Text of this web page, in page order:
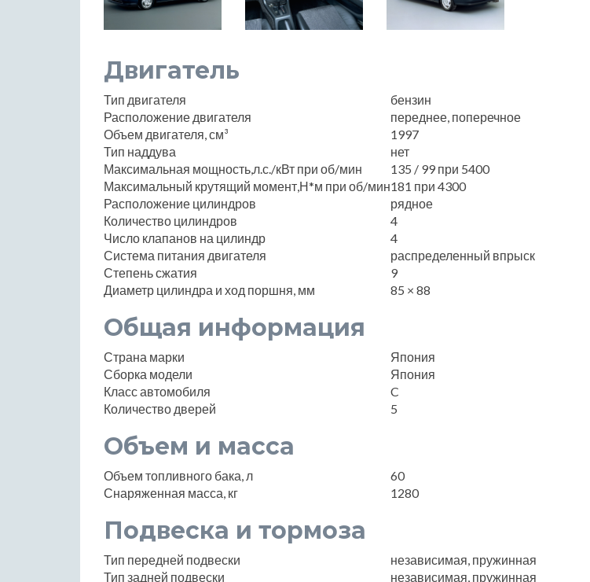
Двигатель
Тип двигателя
бензин
Расположение двигателя
переднее, поперечное
Объем двигателя, см³
1997
Тип наддува
нет
Максимальная мощность,л.с./кВт при об/мин
135 / 99 при 5400
Максимальный крутящий момент,Н*м при об/мин181 при 4300
Расположение цилиндров
рядное
Количество цилиндров
4
Число клапанов на цилиндр
4
Система питания двигателя
распределенный впрыск
Степень сжатия
9
Диаметр цилиндра и ход поршня, мм
85 × 88
Общая информация
Страна марки
Япония
Сборка модели
Япония
Класс автомобиля
C
Количество дверей
5
Объем и масса
Объем топливного бака, л
60
Снаряженная масса, кг
1280
Подвеска и тормоза
Тип передней подвески
независимая, пружинная
Тип задней подвески
независимая, пружинная